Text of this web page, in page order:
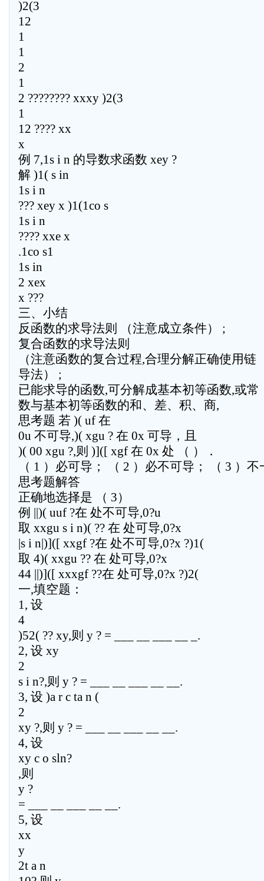
)2(3
12
1
1
2
1
2 ???????? xxxy )2(3
1
12 ???? xx
x
例 7,1s i n 的导数求函数 xey ?
解 )1( s in
1s i n
??? xey x )1(1co s
1s i n
???? xxe x
.1co s1
1s in
2 xex
x ???
三、小结
反函数的求导法则 （注意成立条件） ;
复合函数的求导法则
（注意函数的复合过程,合理分解正确使用链
导法） ;
已能求导的函数,可分解成基本初等函数,或常
数与基本初等函数的和、差、积、商,
思考题 若 )( uf 在
0u 不可导,)( xgu ? 在 0x 可导，且
)( 00 xgu ?,则 )]([ xgf 在 0x 处 （ ）．
（ 1 ）必可导； （ 2 ）必不可导； （ 3 ）
思考题解答
正确地选择是 （ 3）
例 ||)( uuf ?在 处不可导,0?u
取 xxgu s i n)( ?? 在 处可导,0?x
|s i n|)]([ xxgf ?在 处不可导,0?x ?)1(
取 4)( xxgu ?? 在 处可导,0?x
44 ||)]([ xxxgf ??在 处可导,0?x ?)2(
一,填空题：
1, 设
4
)52( ?? xy,则 y ? = ___ __ ___ __ _.
2, 设 xy
2
s i n?,则 y ? = ___ __ ___ __ __.
3, 设 )a r c ta n (
2
xy ?,则 y ? = ___ __ ___ __ __.
4, 设
xy c o sln?
,则
y ?
= ___ __ ___ __ __.
5, 设
xx
y
2t a n